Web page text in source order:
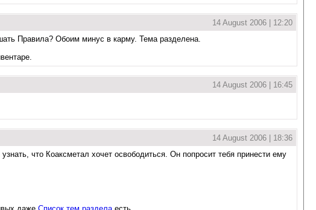
14 August 2006 | 12:20
Правила? Обоим минус в карму. Тема разделена.
14 August 2006 | 16:45
14 August 2006 | 18:36
что Коаксметал хочет освободиться. Он попросит тебя принести ему